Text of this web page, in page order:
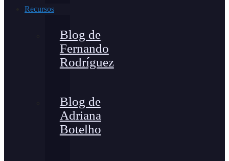
Recursos
Blog de
Fernando
Rodríguez
Blog de
Adriana
Botelho